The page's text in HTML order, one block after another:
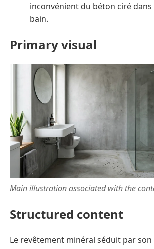
inconvénient du béton ciré dans
bain.
Primary visual
Main illustration associated with the
Structured content
Le revêtement minéral séduit par